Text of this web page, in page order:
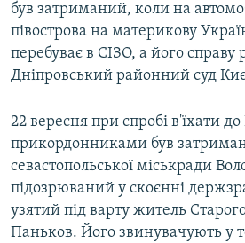
був затриманий, коли на
півострова на материкову
перебуває в СІЗО, а його справу
Дніпровський районний суд
22 вересня при спробі в'їхати
прикордонниками був
севастопольської міськради
підозрюваний у скоєнні
узятий під варту житель
Паньков. Його звинувачують у